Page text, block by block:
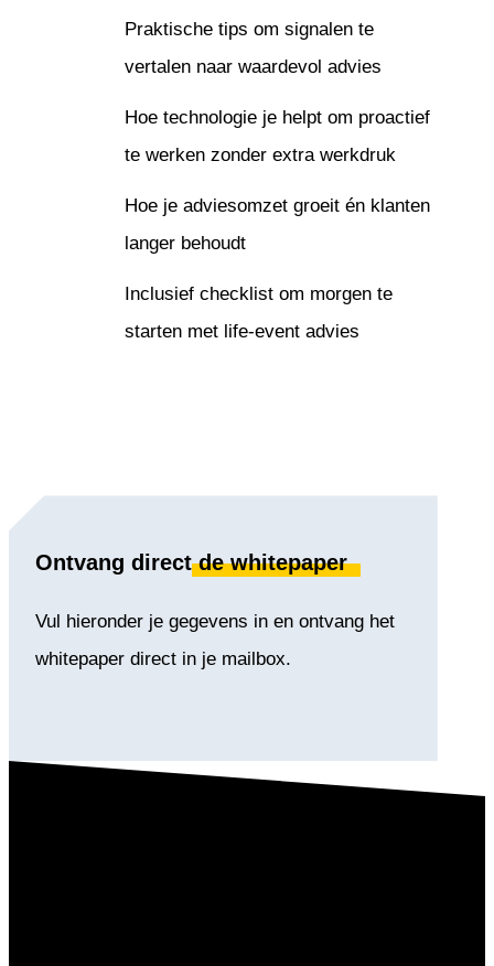
Praktische tips om signalen te
vertalen naar waardevol advies
Hoe technologie je helpt om proactief
te werken zonder extra werkdruk
Hoe je adviesomzet groeit én klanten
langer behoudt
Inclusief checklist om morgen te
starten met life-event advies
Ontvang directde whitepaper
Vul hieronder je gegevens in en ontvang het
whitepaper direct in je mailbox.